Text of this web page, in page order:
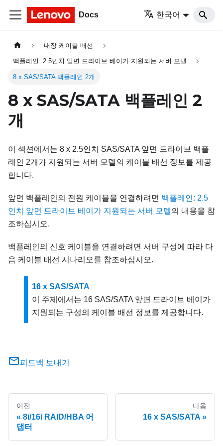
Docs 한국어
내장 케이블 배선
백플레인: 2.5인치 앞면 드라이브 베이가 지원되는 서버 모델
8 x SAS/SATA 백플레인 2개
8 x SAS/SATA 백플레인 2
개
이 섹션에서는 8 x 2.5인치 SAS/SATA 앞면 드라이브 백플
레인 2개가 지원되는 서버 모델의 케이블 배선 정보를 제공
합니다.
앞면 백플레인의 전원 케이블을 연결하려면 백플레인: 2.5
인치 앞면 드라이브 베이가 지원되는 서버 모델의 내용을 참
조하십시오.
백플레인의 신호 케이블을 연결하려면 서버 구성에 따라 다
음 케이블 배선 시나리오를 참조하십시오.
16 x SAS/SATA
이 주제에서는 16 SAS/SATA 앞면 드라이브 베이가
지원되는 구성의 케이블 배선 정보를 제공합니다.
피드백 보내기
이전
8i/16i RAID/HBA 어
댑터
다음
16 x SAS/SATA